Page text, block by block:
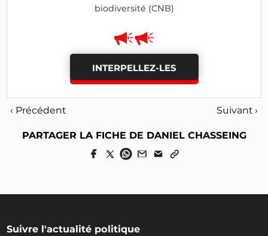
biodiversité (CNB)
INTERPELLEZ-LES
‹ Précédent Suivant ›
PARTAGER LA FICHE DE DANIEL CHASSEING
Suivre l'actualité politique